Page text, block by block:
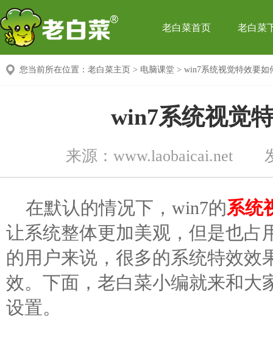
老白菜首页 老白菜
您当前所在位置： 老白菜主页 > 电脑课堂 > win7系统视觉特效要如
win7系统视觉
来源： www.laobaicai.net
在默认的情况下，win7的系统
让系统整体更加美观，但是也占
的用户来说，很多的系统特效效
效。下面，老白菜小编就来和大
设置。